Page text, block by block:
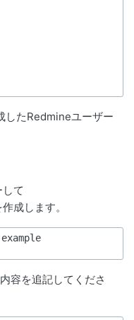
たRedmineユーザー
て
成します。
容を追記してくださ